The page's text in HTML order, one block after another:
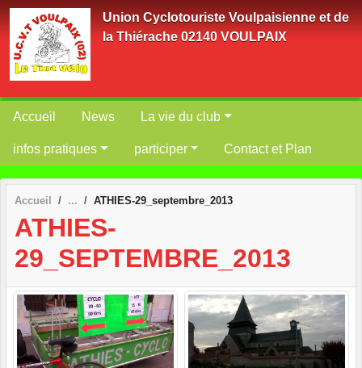
Union Cyclotouriste Voulpaisienne et de
la Thiérache 02140 VOULPAIX
Accueil News La vie du club
infos pratiques participer Contact et Plan
Accueil ATHIES-29_septembre_2013
ATHIES-
29_SEPTEMBRE_2013
Panneau de gestion des cookies